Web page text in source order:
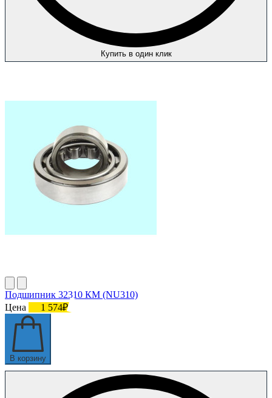
Купить в один клик
Подшипник 32310 КМ (NU310)
Цена
1 574₽
В корзину